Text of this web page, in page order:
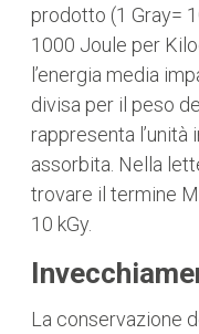
prodotto (1 Gray=
1000 Joule per
l’energia media
divisa per il peso
rappresenta
assorbita. Nella
trovare il termine
10 kGy.
La conservazione